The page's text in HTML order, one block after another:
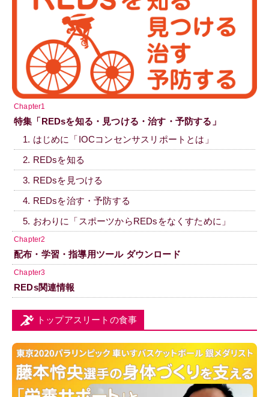
Chapter1
特集「REDsを知る・見つける・治す・予防する」
1. はじめに「IOCコンセンサスリポートとは」
2. REDsを知る
3. REDsを見つける
4. REDsを治す・予防する
5. おわりに「スポーツからREDsをなくすために」
Chapter2
配布・学習・指導用ツール ダウンロード
Chapter3
REDs関連情報
トップアスリートの食事